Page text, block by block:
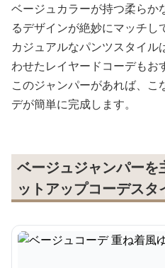
ベージュカラーが持つ柔らか
るデザインが絶妙にマッチし
カジュアルなパンツスタイ
わせたレイヤードコーデもお
このジャンパーがあれば、
デが簡単に完成します。
ベージュジャンパーを
ットアップコーデスタ